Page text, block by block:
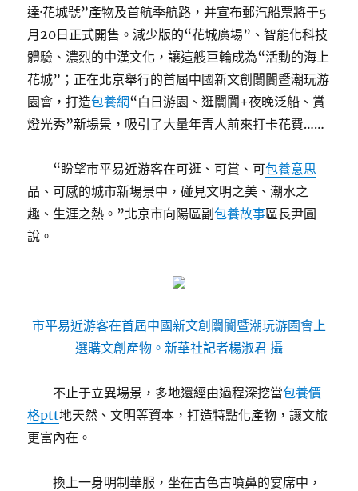
達·花城號”產物及首航季航路，并宣布郵汽船票將于5
月20日正式開售。減少版的“花城廣場”、智能化科技
體驗、濃烈的中漢文化，讓這艘巨輪成為“活動的海上
花城”；正在北京舉行的首屆中國新文創闤闠暨潮玩游
園會，打造包養網“白日游園、逛闤闠+夜晚泛船、賞
燈光秀”新場景，吸引了大量年青人前來打卡花費……
“盼望市平易近游客在可逛、可賞、可包養意思
品、可感的城市新場景中，碰見文明之美、潮水之
趣、生涯之熱。”北京市向陽區副包養故事區長尹圓
說。
市平易近游客在首屆中國新文創闤闠暨潮玩游園會上
選購文創產物。新華社記者楊淑君 攝
不止于立異場景，多地還經由過程深挖當包養價
格ptt地天然、文明等資本，打造特點化產物，讓文旅
更富內在。
換上一身明制華服，坐在古色古噴鼻的宴席中，